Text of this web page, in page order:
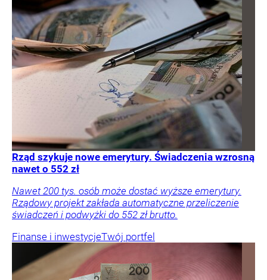
Rząd szykuje nowe emerytury. Świadczenia wzrosną
nawet o 552 zł
Nawet 200 tys. osób może dostać wyższe emerytury.
Rządowy projekt zakłada automatyczne przeliczenie
świadczeń i podwyżki do 552 zł brutto.
Finanse i inwestycjeTwój portfel